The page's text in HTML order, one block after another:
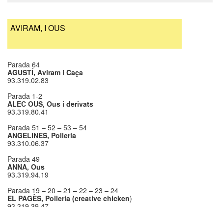
AVIRAM, I OUS
Parada 64
AGUSTÍ, Aviram i Caça
93.319.02.83
​Parada 1-2
ALEC OUS, Ous i derivats
93.319.80.41
Parada 51 – 52 – 53 – 54
ANGELINES, Polleria
93.310.06.37
Parada 49
ANNA, Ous
93.319.94.19
Parada 19 – 20 – 21 – 22 – 23 – 24
EL PAGÈS, Polleria (creative chicken)